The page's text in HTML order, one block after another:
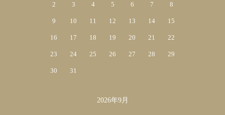
2 3 4 5 6 7 8
9 10 11 12 13 14 15
16 17 18 19 20 21 22
23 24 25 26 27 28 29
30 31
2026年9月